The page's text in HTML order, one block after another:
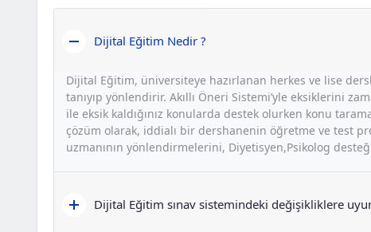
Dijital Eğitim Nedir ?
Dijital Eğitim, üniversiteye hazırlanan herkes ve lise
tanıyıp yönlendirir. Akıllı Öneri Sistemi’yle eksiklerini
ile eksik kaldığınız konularda destek olurken konu
çözüm olarak, iddialı bir dershanenin öğretme ve test
uzmanının yönlendirmelerini, Diyetisyen,Psikolog
Dijital Eğitim sınav sistemindeki değişikliklere